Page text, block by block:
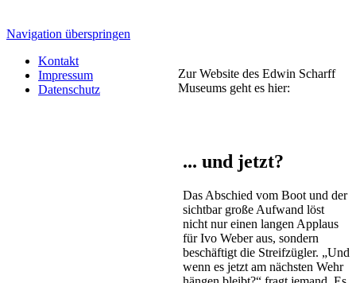
Navigation überspringen
Kontakt
Impressum
Datenschutz
Zur Website des Edwin Scharff
Museums geht es hier:
... und jetzt?
Das Abschied vom Boot und der
sichtbar große Aufwand löst
nicht nur einen langen Applaus
für Ivo Weber aus, sondern
beschäftigt die Streifzügler. „Und
wenn es jetzt am nächsten Wehr